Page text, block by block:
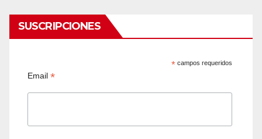
SUSCRIPCIONES
* campos requeridos
Email*